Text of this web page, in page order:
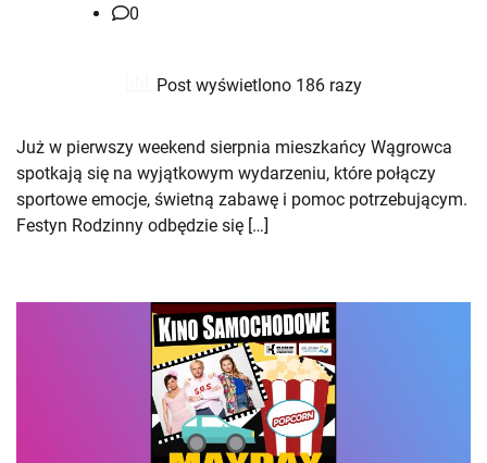
0
Post wyświetlono 186 razy
Już w pierwszy weekend sierpnia mieszkańcy Wągrowca
spotkają się na wyjątkowym wydarzeniu, które połączy
sportowe emocje, świetną zabawę i pomoc potrzebującym.
Festyn Rodzinny odbędzie się […]